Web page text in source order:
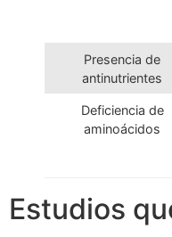
Presencia de
antinutrientes
Deficiencia de
aminoácidos
Estudios